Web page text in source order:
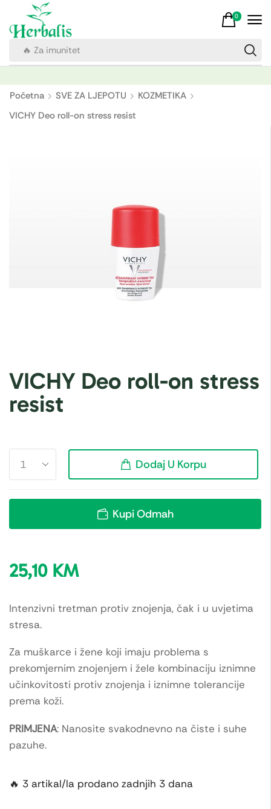
🔥 Za imunitet
0
Početna SVE ZA LJEPOTU
KOZMETIKA
VICHY Deo roll-on stress resist
VICHY Deo roll-on stress
resist
Dodaj U Korpu
Kupi Odmah
25,10 KM
Intenzivni tretman protiv znojenja, čak i u uvjetima
stresa.
Za muškarce i žene koji imaju problema s
prekomjernim znojenjem i žele kombinaciju iznimne
učinkovitosti protiv znojenja i iznimne tolerancije
prema koži.
PRIMJENA: Nanosite svakodnevno na čiste i suhe
pazuhe.
🔥 3 artikal/la prodano zadnjih 3 dana